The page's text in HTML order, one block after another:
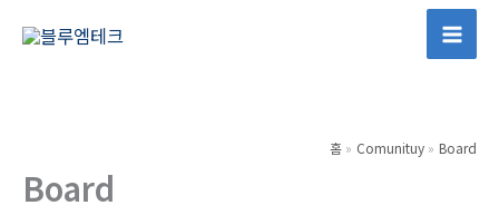
Main
홈 Comunituy Board
Board